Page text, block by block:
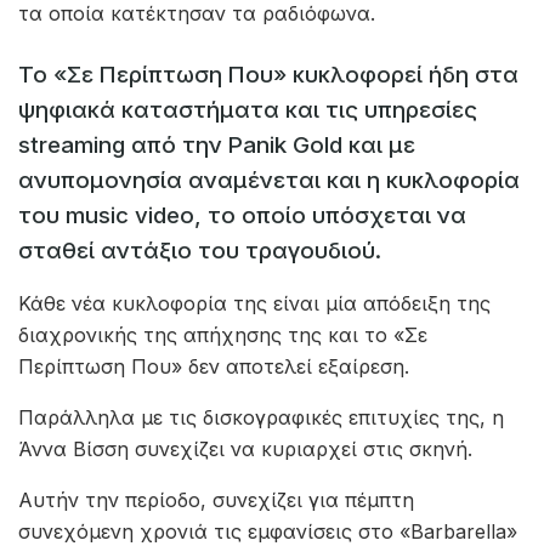
τα οποία κατέκτησαν τα ραδιόφωνα.
Το «Σε Περίπτωση Που» κυκλοφορεί ήδη στα
ψηφιακά καταστήματα και τις υπηρεσίες
streaming από την Panik Gold και με
ανυπομονησία αναμένεται και η κυκλοφορία
του music video, το οποίο υπόσχεται να
σταθεί αντάξιο του τραγουδιού.
Κάθε νέα κυκλοφορία της είναι μία απόδειξη της
διαχρονικής της απήχησης της και το «Σε
Περίπτωση Που» δεν αποτελεί εξαίρεση.
Παράλληλα με τις δισκογραφικές επιτυχίες της, η
Άννα Βίσση συνεχίζει να κυριαρχεί στις σκηνή.
Αυτήν την περίοδο, συνεχίζει για πέμπτη
συνεχόμενη χρονιά τις εμφανίσεις στο «Barbarella»